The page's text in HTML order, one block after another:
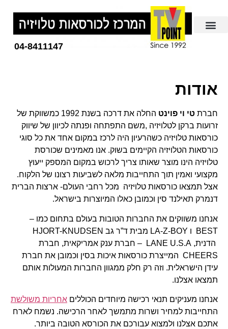
04-8411147
אודות
חברת טי וי פוינט
החלה את דרכה בשנת 1992 כמשווקת של
זרועות ברקן לטלויזיה ,משם התפתחה ופנתה לכיוון של שיווק
כורסאות טלויזיה כשהרעיון היה לרכז במקום אחד את כל סוגי
כורסאות הטלויזיה הקיימים בשוק. אנו מאמינים שכורסת
טלויזיה הינו מוצר שאותו צריך לרכוש במקום המספק ייעוץ
מקצועי ואמין תוך התחייבות מלאה לשביעות רצונו של הלקוח.
אצל תמצאו כורסאות טלויזיה מכל רחבי העולם- ארצות הברית
דנמרק תאילנד סין וכמובן כאלו המיוצרות בישראל.
אנחנו משווקים את החברות הטובות בעולם בתחום כמו –
BEST ו LA-Z-BOY מבית ד”ר גב HJORT-KNUDSEN
הדנית, LANE U.S.A – חברת ענק אמריקאית, חברת
CHEERS המייצרת כורסאות איכות בסין וכמובן את חברת
עידן הישראלית. וזה רק חלק ממגוון החברות המעולות אותם
תמצאו אצלנו.
אנחנו מעניקים תנאי רכישה מיוחדים הכוללים אחריות משולשת
התחייבות למחיר ושרות מתמשך לאחר הרכישה. נשמח לארח
אתכם אצלנו ולמצוא עבורכם את הכורסא הטובה ביותר.